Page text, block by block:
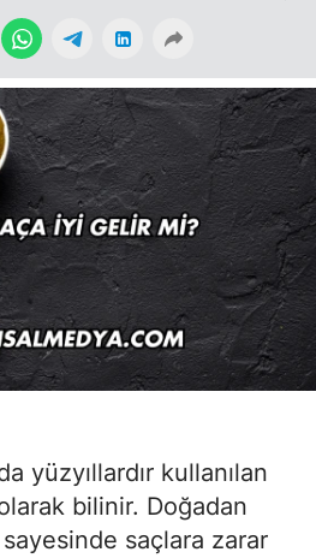
yüzyıllardır kullanılan
bilinir. Doğadan
sayesinde saçlara zarar